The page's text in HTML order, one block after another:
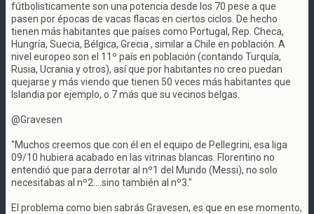
fútbolisticamente son una potencia desde los 70 pese a que
pasen por épocas de vacas flacas en ciertos ciclos. De hecho
tienen más habitantes que países como Portugal, Rep. Checa,
Hungría, Suecia, Bélgica, Grecia , similar a Chile en población. A
nivel europeo son el 11º país en población (contando Turquía,
Rusia, Ucrania y otros), así que por habitantes no creo puedan
quejarse y más viendo que tienen 50 veces más habitantes que
Islandia por ejemplo, o 7 más que su vecinos belgas.
@Gravesen
"Muchos creemos que con él en el equipo de Pellegrini, esa liga
09/10 hubiera acabado en las vitrinas blancas. Florentino no
entendió que para derrotar al nº1 del Mundo (Messi), no solo
necesitabas al nº2....sino también al nº3."
El problema como bien sabrás Gravesen, es que en ese momento,